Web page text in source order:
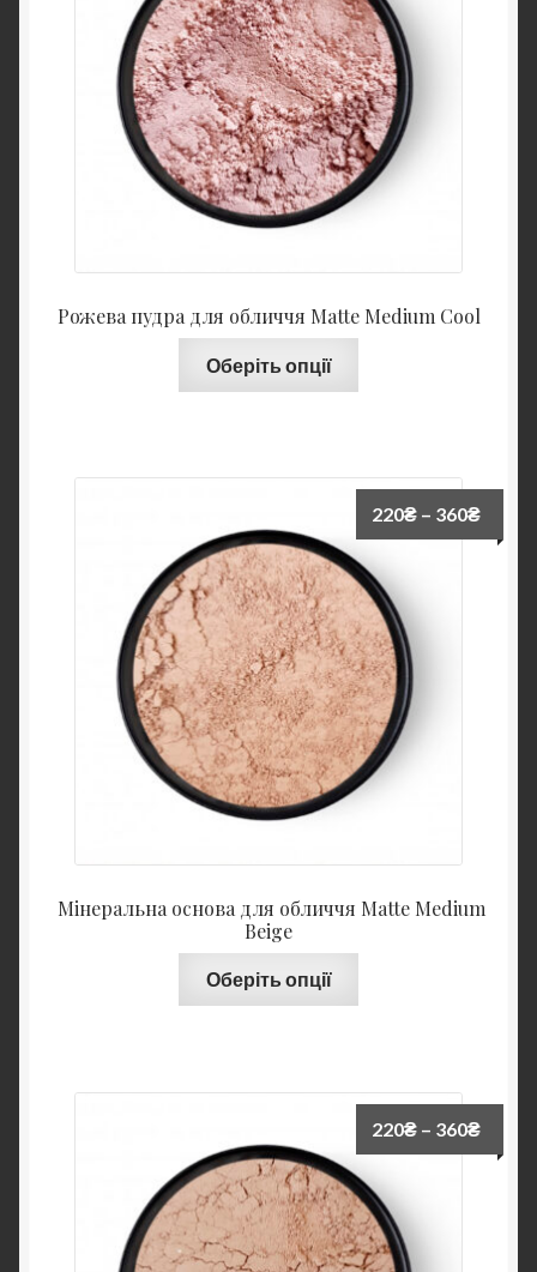
Рожева пудра для обличчя Matte Medium Cool
Оберіть опції
Мінеральна основа для обличчя Matte Medium
Beige
220₴ – 360₴
Оберіть опції
220₴ – 360₴